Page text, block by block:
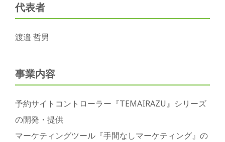
代表者
渡邉 哲男
事業内容
予約サイトコントローラー『TEMAIRAZU』シリーズ
の開発・提供
マーケティングツール『手間なしマーケティング』の